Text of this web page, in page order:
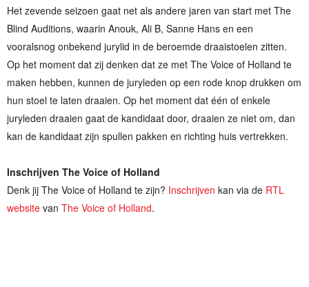
Het zevende seizoen gaat net als andere jaren van start met The
Blind Auditions, waarin Anouk, Ali B, Sanne Hans en een
vooralsnog onbekend jurylid in de beroemde draaistoelen zitten.
Op het moment dat zij denken dat ze met The Voice of Holland te
maken hebben, kunnen de juryleden op een rode knop drukken om
hun stoel te laten draaien. Op het moment dat één of enkele
juryleden draaien gaat de kandidaat door, draaien ze niet om, dan
kan de kandidaat zijn spullen pakken en richting huis vertrekken.
Inschrijven The Voice of Holland
Denk jij The Voice of Holland te zijn? Inschrijven kan via de RTL
website van The Voice of Holland.